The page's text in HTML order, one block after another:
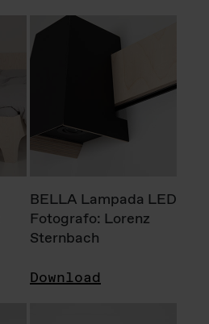
BELLA Lampada LED
Fotografo: Lorenz
Sternbach
Download